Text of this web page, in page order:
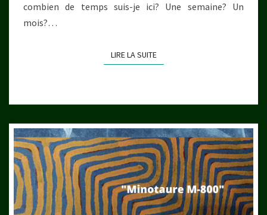
combien de temps suis-je ici? Une semaine? Un
mois?…
LIRE LA SUITELIRE LA SUITE